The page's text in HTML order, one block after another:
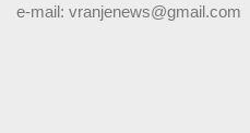
e-mail: vranjenews@gmail.com